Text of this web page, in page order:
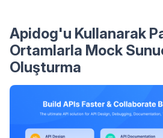
Apidog'u Kullanarak
Ortamlarla Mock
Oluşturma